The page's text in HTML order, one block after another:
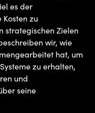
es der
zu
strategischen Zielen
wir, wie
hat, um
zu erhalten,
und
seine